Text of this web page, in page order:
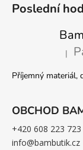
Poslední
|
Příjemný materiál,
OBCHOD
+420 608 223 723
info@bambutik.cz